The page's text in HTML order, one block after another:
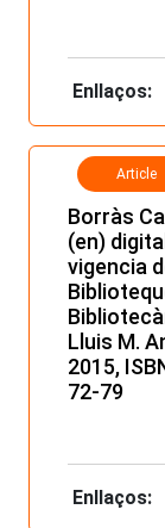
Enllaços:
Article
Borràs
(en)
vigencia
Lluis M.
2015,
72-79
Enllaços: